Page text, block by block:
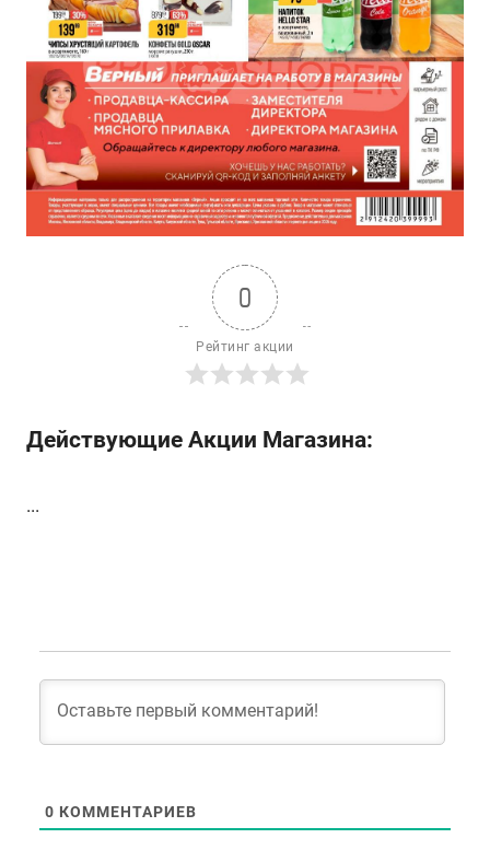
0
Рейтинг акции
Действующие Акции Магазина:
...
0 КОММЕНТАРИЕВ